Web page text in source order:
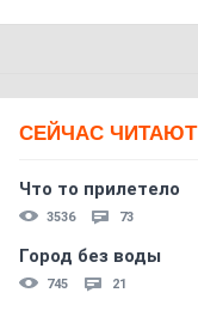
СЕЙЧАС ЧИТАЮТ
Что то прилетело
3536 73
Город без воды
745 21